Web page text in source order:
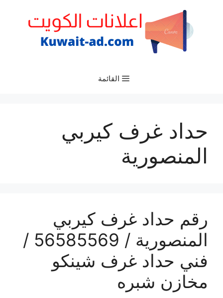
القائمة
حداد غرف كيربي
المنصورية
رقم حداد غرف كيربي
المنصورية / 56585569 /
فني حداد غرف شينكو
مخازن شبره